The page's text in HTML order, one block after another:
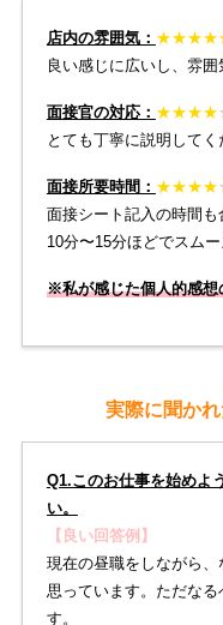
店内の雰囲気： ★★★
良い感じに広いし、雰囲
面接官の対応： ★★★★
とても丁寧に説明して
面接所要時間： ★★★★
面接シート記入の時間
10分〜15分ほどでスムー
※私が感じた個人的感想
実際に聞か
Q1.このお仕事を始めよ
い。
【良い回答例】
現在の昼職をしながら
思っています。ただな
す。